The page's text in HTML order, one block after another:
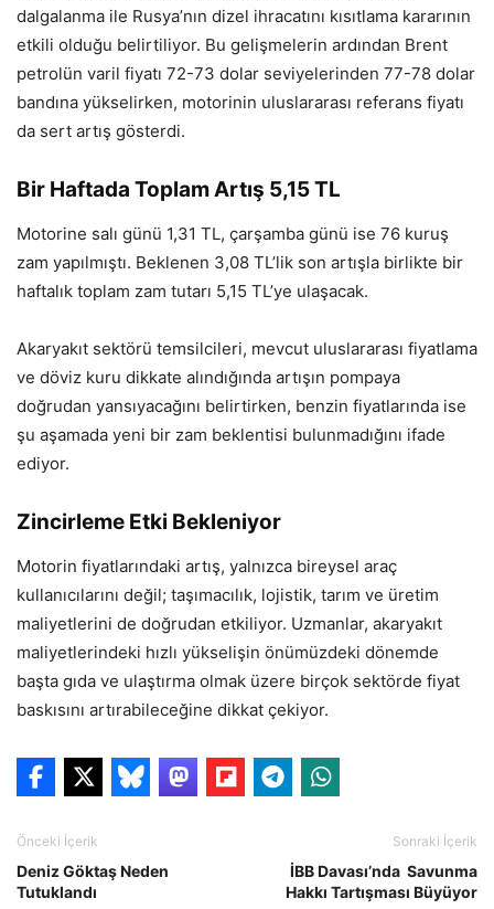
dalgalanma ile Rusya’nın dizel ihracatını kısıtlama kararının
etkili olduğu belirtiliyor. Bu gelişmelerin ardından Brent
petrolün varil fiyatı 72-73 dolar seviyelerinden 77-78 dolar
bandına yükselirken, motorinin uluslararası referans fiyatı
da sert artış gösterdi.
Bir Haftada Toplam Artış 5,15 TL
Motorine salı günü 1,31 TL, çarşamba günü ise 76 kuruş
zam yapılmıştı. Beklenen 3,08 TL’lik son artışla birlikte bir
haftalık toplam zam tutarı 5,15 TL’ye ulaşacak.
Akaryakıt sektörü temsilcileri, mevcut uluslararası fiyatlama
ve döviz kuru dikkate alındığında artışın pompaya
doğrudan yansıyacağını belirtirken, benzin fiyatlarında ise
şu aşamada yeni bir zam beklentisi bulunmadığını ifade
ediyor.
Zincirleme Etki Bekleniyor
Motorin fiyatlarındaki artış, yalnızca bireysel araç
kullanıcılarını değil; taşımacılık, lojistik, tarım ve üretim
maliyetlerini de doğrudan etkiliyor. Uzmanlar, akaryakıt
maliyetlerindeki hızlı yükselişin önümüzdeki dönemde
başta gıda ve ulaştırma olmak üzere birçok sektörde fiyat
baskısını artırabileceğine dikkat çekiyor.
Önceki İçerik
Deniz Göktaş Neden
Tutuklandı
Sonraki İçerik
İBB Davası’nda Savunma
Hakkı Tartışması Büyüyor